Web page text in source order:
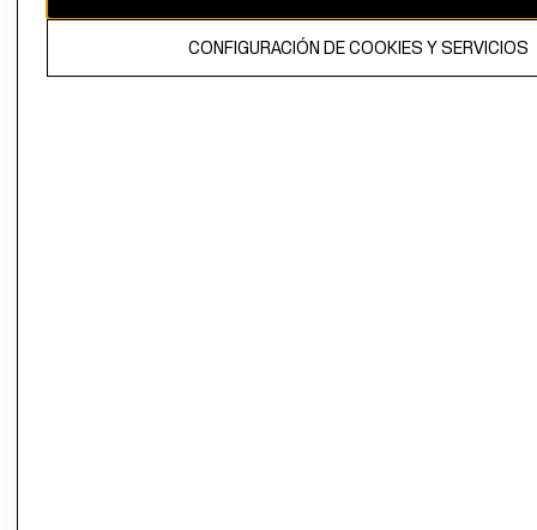
El contenido de esta página web está protegido por copyright y es
CONFIGURACIÓN DE COOKIES Y SERVICIOS